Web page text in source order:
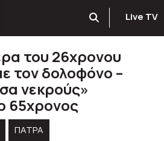
Live TV
του 26χρονου
τον δολοφόνο –
νεκρούς»
65χρονος
ΠΑΤΡΑ